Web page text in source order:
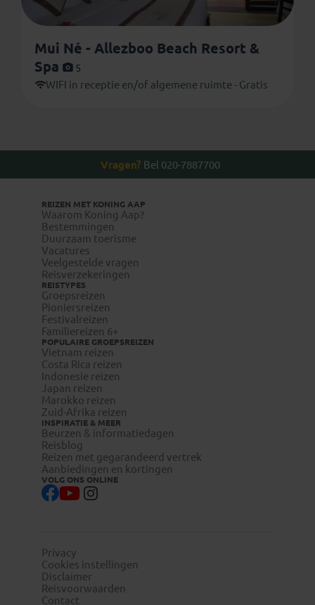
Mui Né - Allezboo Beach Resort &
Spa
5
WIFI in receptie en/of algemene ruimte - Gratis
Vragen? Bel 020-7887700
REIZEN MET KONING AAP
Waarom Koning Aap?
Bestemmingen
Duurzaam toerisme
Vacatures
Veelgestelde vragen
Reisverzekeringen
REISTYPES
Groepsreizen
Pioniersreizen
Festivalreizen
Familiereizen 6+
POPULAIRE GROEPSREIZEN
Vietnam reizen
Costa Rica reizen
Indonesie reizen
Japan reizen
Marokko reizen
Zuid-Afrika reizen
INSPIRATIE & MEER
Beurzen & informatiedagen
Reisblog
Reizen met gegarandeerd vertrek
Aanbiedingen en kortingen
VOLG ONS ONLINE
Privacy
Cookies instellingen
Disclaimer
Reisvoorwaarden
Contact